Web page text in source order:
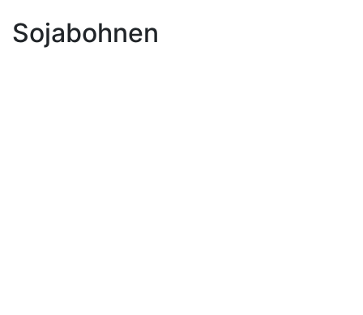
Sojabohnen